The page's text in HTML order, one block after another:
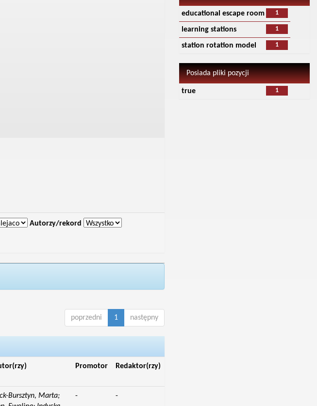
Autorzy/rekord
poprzedni 1 następny
Promotor Redaktor(rzy)
Bursztyn, Marta;
- -
1
educational escape room
1
learning stations
1
station rotation model
Posiada pliki pozycji
1
true